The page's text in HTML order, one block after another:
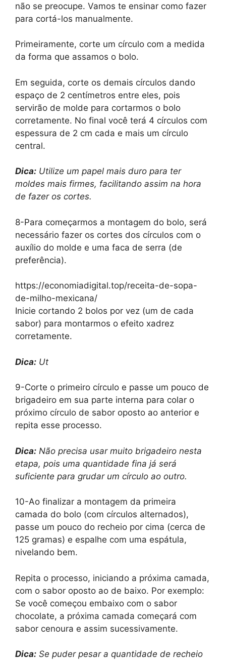
não se preocupe. Vamos te ensinar como fazer
para cortá-los manualmente.
Primeiramente, corte um círculo com a medida
da forma que assamos o bolo.
Em seguida, corte os demais círculos dando
espaço de 2 centímetros entre eles, pois
servirão de molde para cortarmos o bolo
corretamente. No final você terá 4 círculos com
espessura de 2 cm cada e mais um círculo
central.
Dica: Utilize um papel mais duro para ter
moldes mais firmes, facilitando assim na hora
de fazer os cortes.
8-Para começarmos a montagem do bolo, será
necessário fazer os cortes dos círculos com o
auxílio do molde e uma faca de serra (de
preferência).
https://economiadigital.top/receita-de-sopa-
de-milho-mexicana/
Inicie cortando 2 bolos por vez (um de cada
sabor) para montarmos o efeito xadrez
corretamente.
Dica: Ut
9-Corte o primeiro círculo e passe um pouco de
brigadeiro em sua parte interna para colar o
próximo círculo de sabor oposto ao anterior e
repita esse processo.
Dica: Não precisa usar muito brigadeiro nesta
etapa, pois uma quantidade fina já será
suficiente para grudar um círculo ao outro.
10-Ao finalizar a montagem da primeira
camada do bolo (com círculos alternados),
passe um pouco do recheio por cima (cerca de
125 gramas) e espalhe com uma espátula,
nivelando bem.
Repita o processo, iniciando a próxima camada,
com o sabor oposto ao de baixo. Por exemplo:
Se você começou embaixo com o sabor
chocolate, a próxima camada começará com
sabor cenoura e assim sucessivamente.
Dica: Se puder pesar a quantidade de recheio